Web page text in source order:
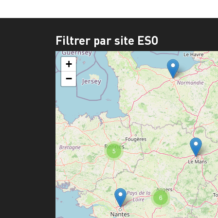
Filtrer par site ESO
6
5
+
−